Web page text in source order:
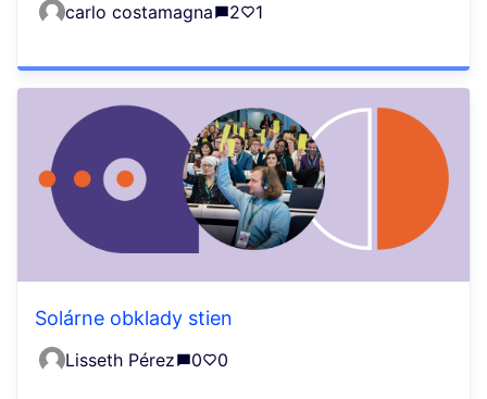
carlo costamagna 2 1
Solárne obklady stien
Lisseth Pérez 0 0